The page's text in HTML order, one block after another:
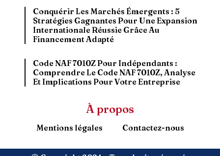
À propos
Mentions légales Contactez-nous
Conquérir Les Marchés Émergents : 5
Stratégies Gagnantes Pour Une Expansion
Internationale Réussie Grâce Au
Financement Adapté
Code NAF 7010Z Pour Indépendants :
Comprendre Le Code NAF 7010Z, Analyse
Et Implications Pour Votre Entreprise